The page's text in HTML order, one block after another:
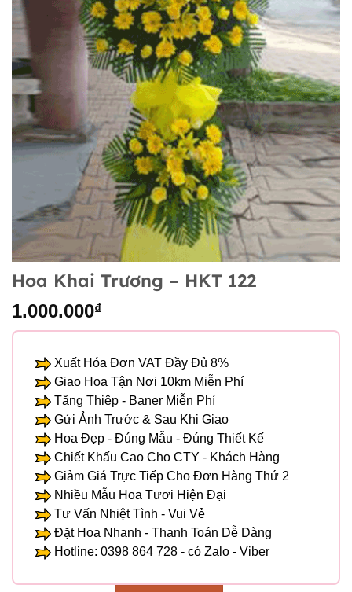
Hoa Khai Trương – HKT 122
1.000.000₫
Xuất Hóa Đơn VAT Đầy Đủ 8%
Giao Hoa Tận Nơi 10km Miễn Phí
Tặng Thiệp - Baner Miễn Phí
Gửi Ảnh Trước & Sau Khi Giao
Hoa Đẹp - Đúng Mẫu - Đúng Thiết Kế
Chiết Khấu Cao Cho CTY - Khách Hàng
Giảm Giá Trực Tiếp Cho Đơn Hàng Thứ 2
Nhiều Mẫu Hoa Tươi Hiện Đại
Tư Vấn Nhiệt Tình - Vui Vẻ
Đặt Hoa Nhanh - Thanh Toán Dễ Dàng
Hotline: 0398 864 728 - có Zalo - Viber